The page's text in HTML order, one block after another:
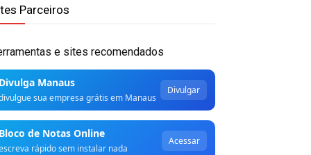
Parceiros
e sites recomendados
Manaus
sua empresa grátis em Manaus
Divulgar
de Notas Online
rápido sem instalar nada
Acessar